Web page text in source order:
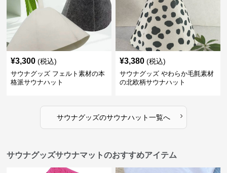
¥3,300 (税込)
サウナグッズ フェルト素材の本
格派サウナハット
¥3,380 (税込)
サウナグッズ やわらか毛氈素材
の北欧柄サウナハット
サウナグッズのサウナハット一覧へ ›
サウナグッズサウナマットのおすすめアイテム